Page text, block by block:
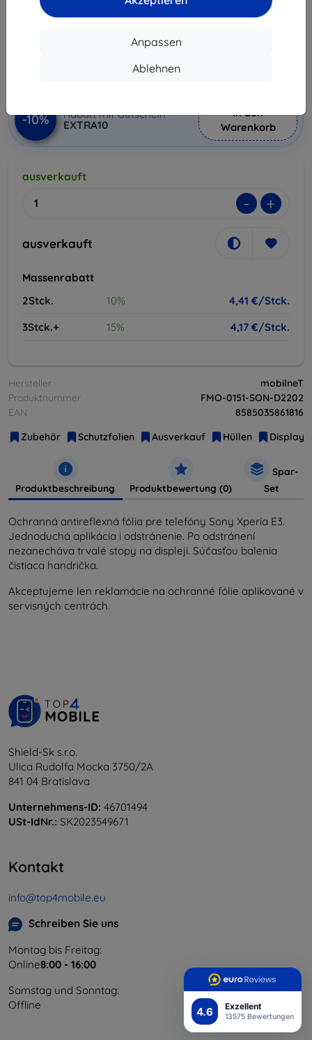
4.6 Exzellent
13575 Bewertungen
Anpassen
Ablehnen
Produktbeschreibung
-10%
Rabatt mit Gutschein
EXTRA10
In den
Warenkorb
ausverkauft
- +
ausverkauft
Massenrabatt
2Stck.
10%
4,41 €/Stck.
3Stck.+
15% 4,17 €/Stck.
Hersteller
mobilneT
Produktnummer
FMO-0151-SON-D2202
EAN
8585035861816
Zubehör
Schutzfolien Ausverkauf Hüllen
Produktbeschreibung Produktbewertung (0)
Spar-
Set
Ochranná antireflexná fólia pre telefóny Sony Xperia E3.
Jednoduchá aplikácia i odstránenie. Po odstránení
nezanecháva trvalé stopy na displeji. Súčasťou balenia
čistiaca handrička.
Akceptujeme len reklamácie na ochranné fólie aplikované v
servisných centrách.
Shield-Sk s.r.o.
Ulica Rudolfa Mocka 3750/2A
841 04 Bratislava
Unternehmens-ID: 46701494
USt-IdNr.: SK2023549671
Kontakt
info@top4mobile.eu
Schreiben Sie uns
Montag bis Freitag:
Online8:00 - 16:00
Samstag und Sonntag:
Offline